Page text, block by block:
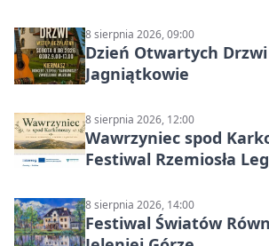
8 sierpnia 2026, 09:00
Dzień Otwartych
Jagniątkowie
8 sierpnia 2026, 12:00
Wawrzyniec spod
Festiwal Rzemiosła
8 sierpnia 2026, 14:00
Festiwal Światów